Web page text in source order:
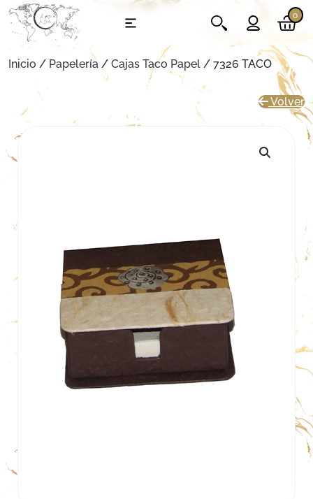
0
Inicio / Papelería / Cajas Taco Papel / 7326 TACO
Volver